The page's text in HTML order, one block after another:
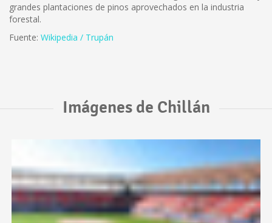
grandes plantaciones de pinos aprovechados en la industria
forestal.
Fuente: Wikipedia / Trupán
Imágenes de Chillán